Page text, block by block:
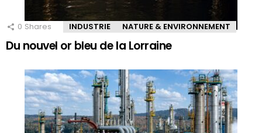
0 Shares INDUSTRIE NATURE & ENVIRONNEMENT
Du nouvel or bleu de la Lorraine